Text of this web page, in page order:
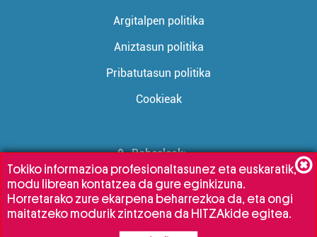
Argitalpen politika
Aniztasun politika
Pribatutasun politika
Cookieak
Babesleak:
Tokiko informazioa profesionaltasunez eta euskaratik,
modu librean kontatzea da gure eginkizuna.
Horretarako zure ekarpena beharrezkoa da, eta ongi
maitatzeko modurik zintzoena da HITZAkide egitea.